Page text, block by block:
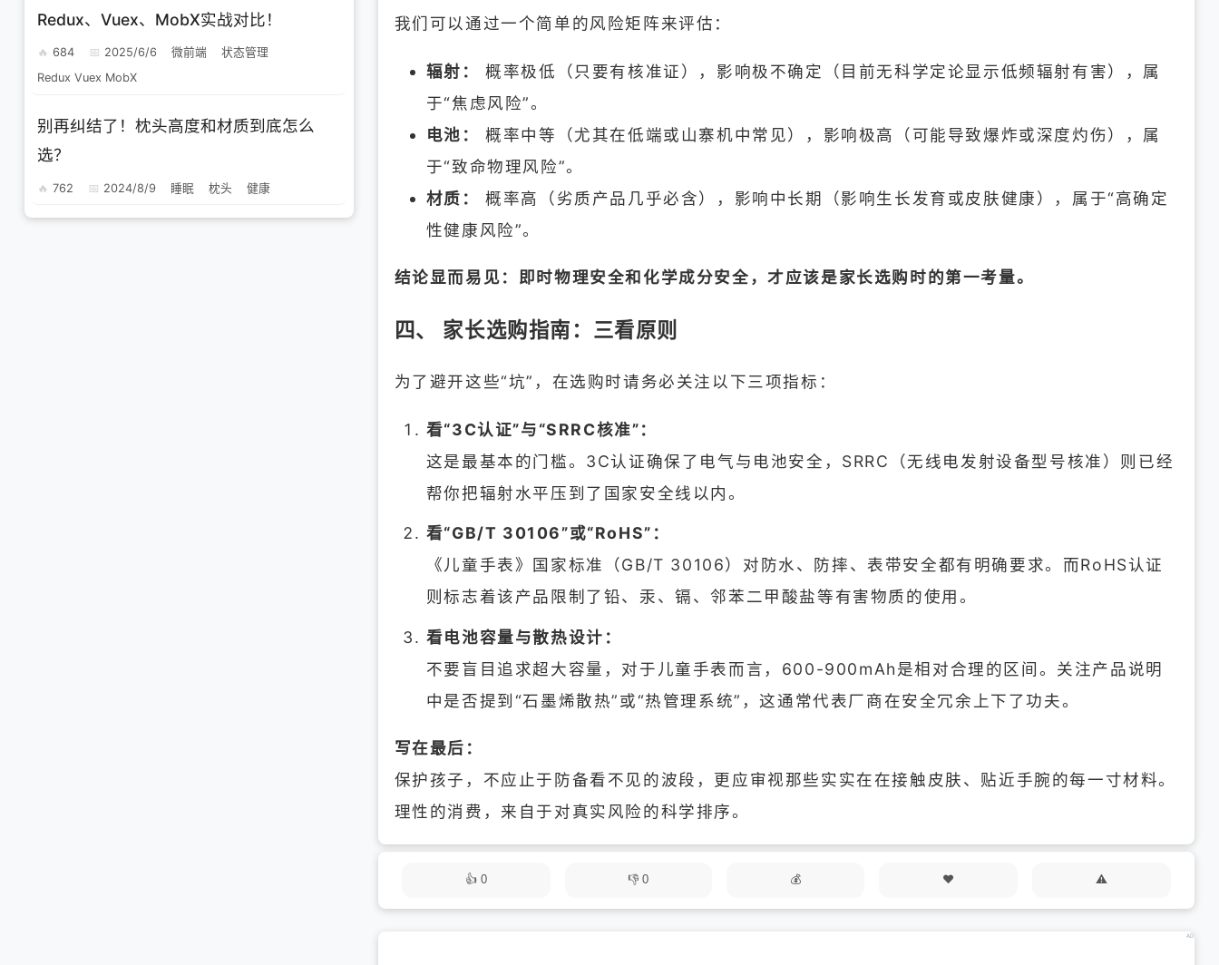
我们可以通过一个简单的风险矩阵来评估：
辐射：
概率极低（只要有核准证），影响极不确定（目前无科学定论显示低频辐射有害），属
于“焦虑风险”。
电池：
概率中等（尤其在低端或山寨机中常见），影响极高（可能导致爆炸或深度灼伤），属
于“致命物理风险”。
材质：
概率高（劣质产品几乎必含），影响中长期（影响生长发育或皮肤健康），属于“高确定
性健康风险”。
结论显而易见：即时物理安全和化学成分安全，才应该是家长选购时的第一考量。
四、 家长选购指南：三看原则
为了避开这些“坑”，在选购时请务必关注以下三项指标：
看“3C认证”与“SRRC核准”：
这是最基本的门槛。3C认证确保了电气与电池安全，SRRC（无线电发射设备型号核准）则已经
帮你把辐射水平压到了国家安全线以内。
看“GB/T 30106”或“RoHS”：
《儿童手表》国家标准（GB/T 30106）对防水、防摔、表带安全都有明确要求。而RoHS认证
则标志着该产品限制了铅、汞、镉、邻苯二甲酸盐等有害物质的使用。
看电池容量与散热设计：
不要盲目追求超大容量，对于儿童手表而言，600-900mAh是相对合理的区间。关注产品说明
中是否提到“石墨烯散热”或“热管理系统”，这通常代表厂商在安全冗余上下了功夫。
写在最后：
保护孩子，不应止于防备看不见的波段，更应审视那些实实在在接触皮肤、贴近手腕的每一寸材料。
理性的消费，来自于对真实风险的科学排序。
0 0
Redux、Vuex、MobX实战对比！
684 2025/6/6 微前端
状态管理
Redux Vuex MobX
别再纠结了！枕头高度和材质到底怎么
选？
762 2024/8/9 睡眠 枕头 健康